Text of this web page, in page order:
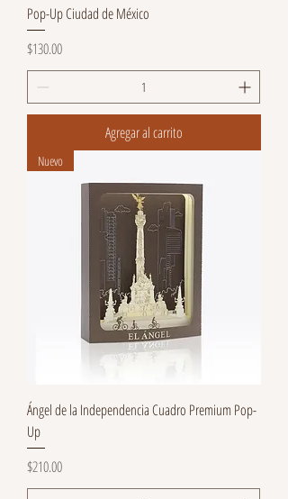
Pop-Up Ciudad de México
Precio
$130.00
Agregar al carrito
Nuevo
Ángel de la Independencia Cuadro Premium Pop-
Up
Precio
$210.00